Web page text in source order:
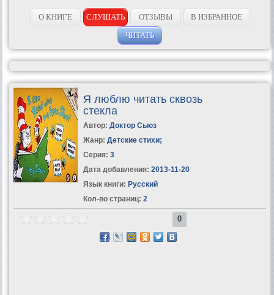
О КНИГЕ СЛУШАТЬ ОТЗЫВЫ
В ИЗБРАННОЕ
ЧИТАТЬ
Я люблю читать сквозь
стекла
Автор: Доктор Сьюз
Жанр: Детские стихи;
Серия: 3
Дата добавления: 2013-11-20
Язык книги: Русский
Кол-во страниц: 2
0